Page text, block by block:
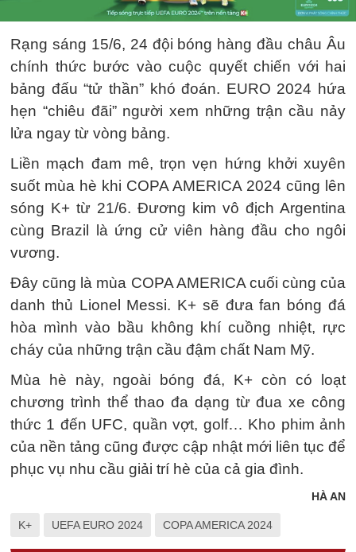
Rạng sáng 15/6, 24 đội bóng hàng đầu châu Âu
chính thức bước vào cuộc quyết chiến với hai
bảng đấu “tử thần” khó đoán. EURO 2024 hứa
hẹn “chiêu đãi” người xem những trận cầu nảy
lửa ngay từ vòng bảng.
Liền mạch đam mê, trọn vẹn hứng khởi xuyên
suốt mùa hè khi COPA AMERICA 2024 cũng lên
sóng K+ từ 21/6. Đương kim vô địch Argentina
cùng Brazil là ứng cử viên hàng đầu cho ngôi
vương.
Đây cũng là mùa COPA AMERICA cuối cùng của
danh thủ Lionel Messi. K+ sẽ đưa fan bóng đá
hòa mình vào bầu không khí cuồng nhiệt, rực
cháy của những trận cầu đậm chất Nam Mỹ.
Mùa hè này, ngoài bóng đá, K+ còn có loạt
chương trình thể thao đa dạng từ đua xe công
thức 1 đến UFC, quần vợt, golf… Kho phim ảnh
của nền tảng cũng được cập nhật mới liên tục để
phục vụ nhu cầu giải trí hè của cả gia đình.
HÀ AN
K+ UEFA EURO 2024 COPA AMERICA 2024